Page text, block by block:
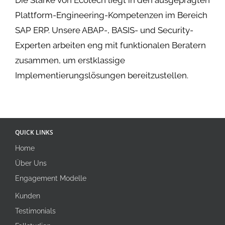
Plattform-Engineering-Kompetenzen im Bereich
SAP ERP. Unsere ABAP-, BASIS- und Security-
Experten arbeiten eng mit funktionalen Beratern
zusammen, um erstklassige
Implementierungslösungen bereitzustellen.
QUICK LINKS
Home
Über Uns
Engagement Modelle
Kunden
Testimonials